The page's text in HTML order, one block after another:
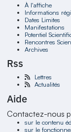
À l'affiche
Informations
Dates Limites
Manifestations
Potentiel
Rencontres
Archives
Rss
Lettres
Actualités
Aide
Contactez-nous
sur le contenu
sur le